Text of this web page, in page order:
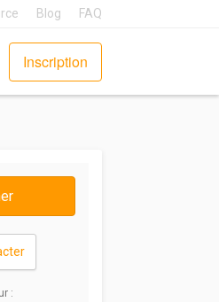
Blog FAQ
Inscription
: